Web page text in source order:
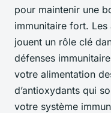
pour maintenir une
immunitaire fort.
jouent un rôle clé
défenses
votre alimentation
d’antioxydants qui
votre système